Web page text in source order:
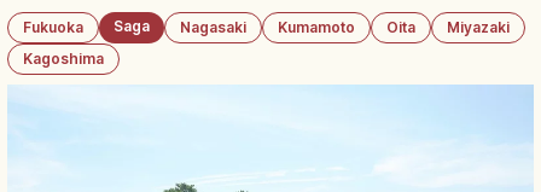
Fukuoka Saga Nagasaki Kumamoto Oita
Miyazaki
Kagoshima